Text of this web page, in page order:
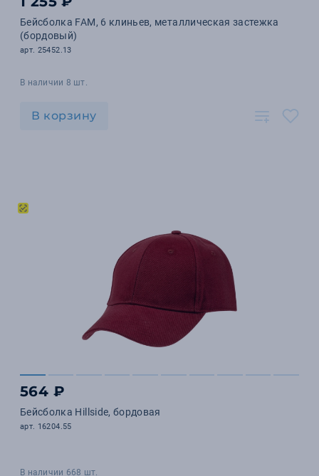
Бейсболка FAM, 6 клиньев, металлическая застежка
(бордовый)
арт. 25452.13
В наличии 8 шт.
В корзину
564 ₽
Бейсболка Hillside, бордовая
арт. 16204.55
В наличии 668 шт.